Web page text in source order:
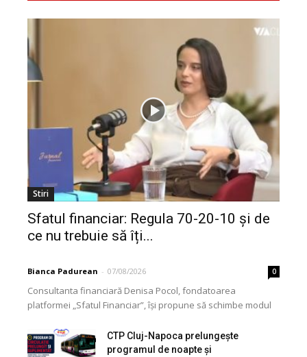
Stiri
Sfatul financiar: Regula 70-20-10 și de
ce nu trebuie să îți...
Bianca Padurean - 07/08/2026 0
Consultanta financiară Denisa Pocol, fondatoarea
platformei „Sfatul Financiar”, își propune să schimbe modul
de peste...
CTP Cluj-Napoca prelungește
programul de noapte și